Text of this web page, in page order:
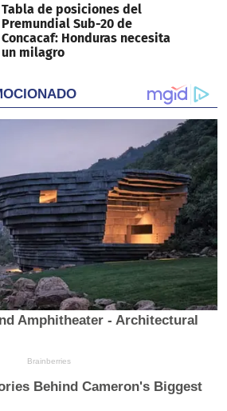
Tabla de posiciones del
Premundial Sub-20 de
Concacaf: Honduras necesita
un milagro